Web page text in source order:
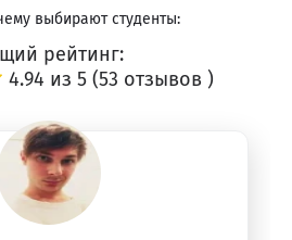
выбирают студенты:
рейтинг:
4.94 из 5 (53 отзывов )